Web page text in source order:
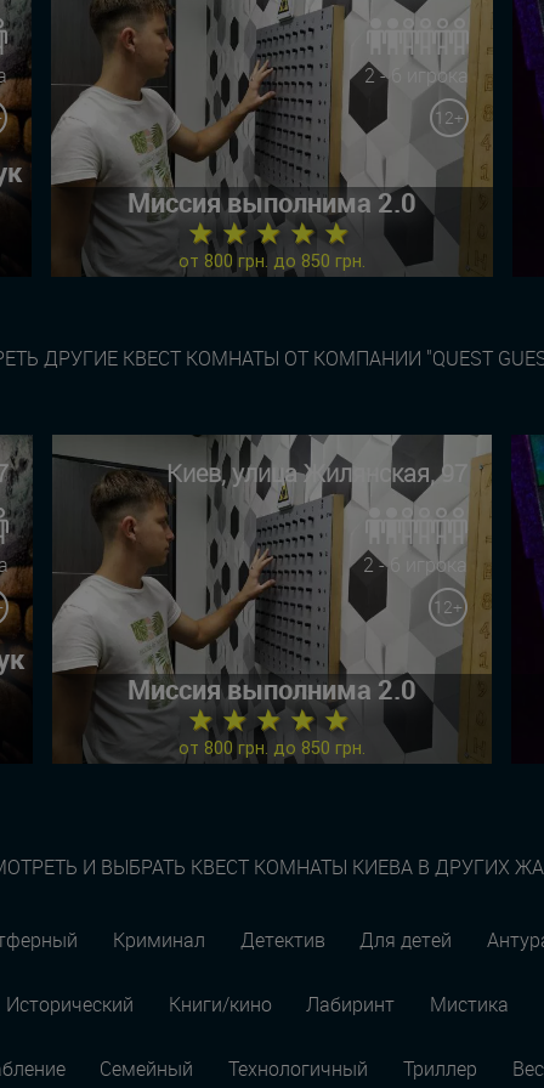
2 - 6 игрока
12+
Миссия выполнима 2.0
★ ★ ★ ★ ★
от 800 грн. до 850 грн.
ДРУГИЕ КВЕСТ КОМНАТЫ ОТ КОМПАНИИ "QUEST
Киев, улица Жилянская, 97
2 - 6 игрока
12+
Миссия выполнима 2.0
★ ★ ★ ★ ★
от 800 грн. до 850 грн.
И ВЫБРАТЬ КВЕСТ КОМНАТЫ КИЕВА В ДРУГИХ
Криминал Детектив Для детей
Исторический Книги/кино Лабиринт Мистика
Семейный Технологичный Триллер